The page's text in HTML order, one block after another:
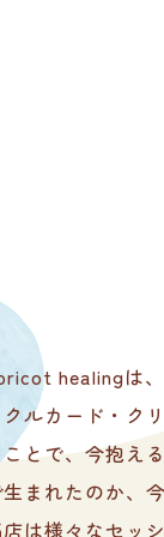
healingは
ルカード・ク
とで、今抱え
まれたのか、
は様々なセッ